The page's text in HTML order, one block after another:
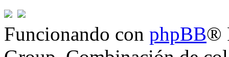
Funcionando con phpBB®